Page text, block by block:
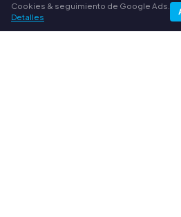
Cookies & seguimiento de Google Ads.
Detalles